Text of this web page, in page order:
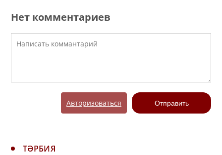
Нет комментариев
Авторизоваться Отправить
ТӘРБИЯ